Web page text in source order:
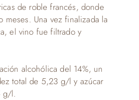
de roble francés, donde
meses. Una vez finalizada la
el vino fue filtrado y
alcohólica del 14%, un
total de 5,23 g/l y azúcar
g/l.